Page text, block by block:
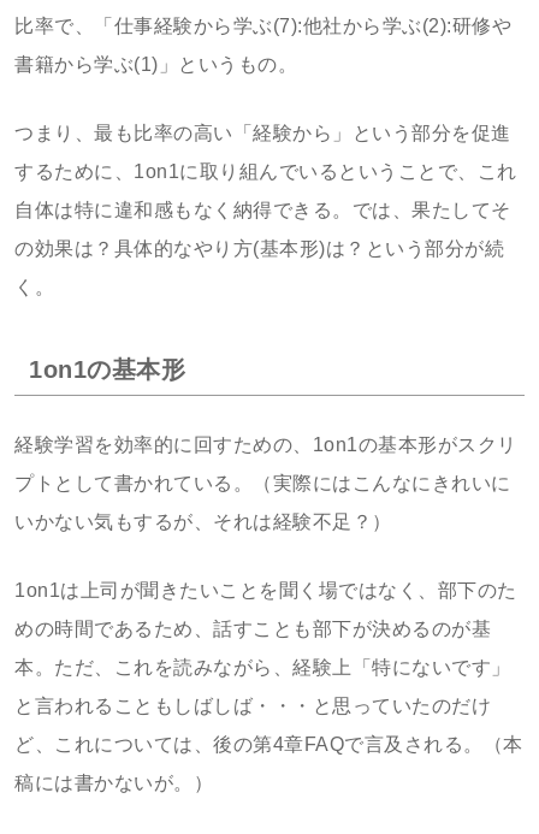
比率で、「仕事経験から学ぶ(7):他社から学ぶ(2):研修や
書籍から学ぶ(1)」というもの。
つまり、最も比率の高い「経験から」という部分を促進
するために、1on1に取り組んでいるということで、これ
自体は特に違和感もなく納得できる。では、果たしてそ
の効果は？具体的なやり方(基本形)は？という部分が続
く。
1on1の基本形
経験学習を効率的に回すための、1on1の基本形がスクリ
プトとして書かれている。（実際にはこんなにきれいに
いかない気もするが、それは経験不足？）
1on1は上司が聞きたいことを聞く場ではなく、部下のた
めの時間であるため、話すことも部下が決めるのが基
本。ただ、これを読みながら、経験上「特にないです」
と言われることもしばしば・・・と思っていたのだけ
ど、これについては、後の第4章FAQで言及される。（本
稿には書かないが。）